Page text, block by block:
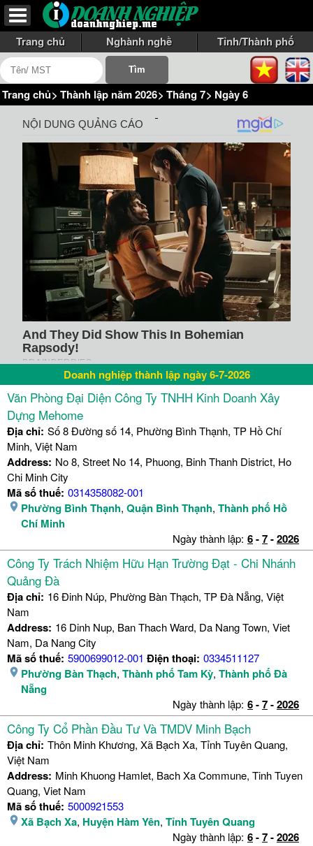
Trang chủ Nghành nghề Tỉnh/Thành phố
Trang chủ> Thành lập năm 2026> Tháng 7> Ngày 6
Doanh nghiệp thành lập ngày 6-7-2026
Văn Phòng Đại Diện Công Ty TNHH Kinh Doanh Xây
Dựng Mehome
Địa chỉ: Số 8 Đường số 14, Phường Bình Thạnh, TP Hồ Chí
Minh, Việt Nam
Address: No 8, Street No 14, Phuong, Binh Thanh District, Ho
Chi Minh City
Mã số thuế: 0314358082-001
Phường Bình Thạnh, Quận Bình Thạnh, Thành phố Hồ
Chí Minh
Ngày thành lập: 6-7-2026
Công Ty Trách Nhiệm Hữu Hạn Trường Đạt - Chi Nhánh
Quảng Đà
Địa chỉ: 16 Đinh Núp, Phường Bàn Thạch, TP Đà Nẵng, Việt
Nam
Address: 16 Dinh Nup, Ban Thach Ward, Da Nang Town, Viet
Nam, Da Nang City
Mã số thuế: 5900699012-001 Điện thoại: 0334511127
Phường Bàn Thạch, Thành phố Tam Kỳ, Thành phố Đà
Nẵng
Ngày thành lập: 6-7-2026
Công Ty Cổ Phần Đầu Tư Và TMDV Minh Bạch
Địa chỉ: Thôn Minh Khương, Xã Bạch Xa, Tỉnh Tuyên Quang,
Việt Nam
Address: Minh Khuong Hamlet, Bach Xa Commune, Tinh Tuyen
Quang, Viet Nam
Mã số thuế: 5000921553
Xã Bạch Xa, Huyện Hàm Yên, Tỉnh Tuyên Quang
Ngày thành lập: 6-7-2026